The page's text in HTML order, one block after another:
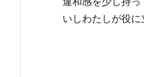
いしわたしが役に